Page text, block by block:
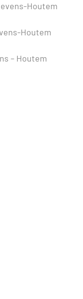
Houtem
Houtem
– Houtem